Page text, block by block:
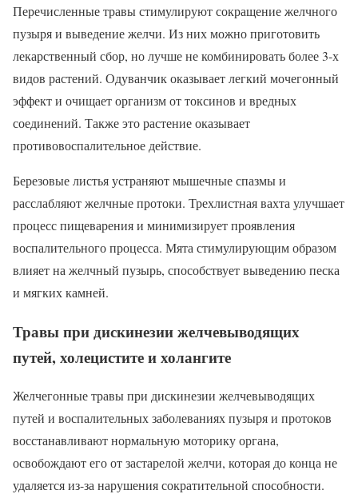
Перечисленные травы стимулируют сокращение желчного
пузыря и выведение желчи. Из них можно приготовить
лекарственный сбор, но лучше не комбинировать более 3-х
видов растений. Одуванчик оказывает легкий мочегонный
эффект и очищает организм от токсинов и вредных
соединений. Также это растение оказывает
противовоспалительное действие.
Березовые листья устраняют мышечные спазмы и
расслабляют желчные протоки. Трехлистная вахта улучшает
процесс пищеварения и минимизирует проявления
воспалительного процесса. Мята стимулирующим образом
влияет на желчный пузырь, способствует выведению песка
и мягких камней.
Травы при дискинезии желчевыводящих
путей, холецистите и холангите
Желчегонные травы при дискинезии желчевыводящих
путей и воспалительных заболеваниях пузыря и протоков
восстанавливают нормальную моторику органа,
освобождают его от застарелой желчи, которая до конца не
удаляется из-за нарушения сократительной способности.